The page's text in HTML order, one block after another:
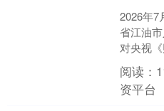
2026年7
省江油
对央视
规销售
日，总
阅读：
资平台